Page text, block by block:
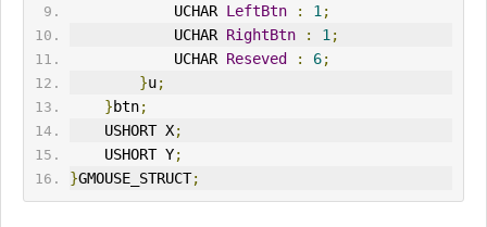
            UCHAR
LeftBtn : 1 ;
            UCHAR
RightBtn : 1 ;
            UCHAR
Reseved : 6;
}u;
}btn;
    USHORT X
;
    USHORT Y
;
}GMOUSE_STRUCT;